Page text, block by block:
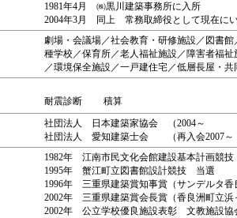
1981年4月 ㈱黒川建築事務所に入所
2004年3月 同上 常務取締役として現在に
劇場・会議場／社会教育・研修施設／図書
種学校／保育所／老人福祉施設／障害者福
／環境保全施設／一戸建住宅／低層長屋・
耐震診断 積算
社団法人 日本建築家協会 （2004～
社団法人 愛知建築士会 （再入会2007
1982年 江南市民文化会館建設基本計画競
1995年 蟹江町立図書館設計競技 当選
1996年 三重県建築賞知事賞（サンデルタ香
2002年 三重県建築賞会長賞（香良洲町立浜
2002年 公立学校優良施設表彰 文教施設協